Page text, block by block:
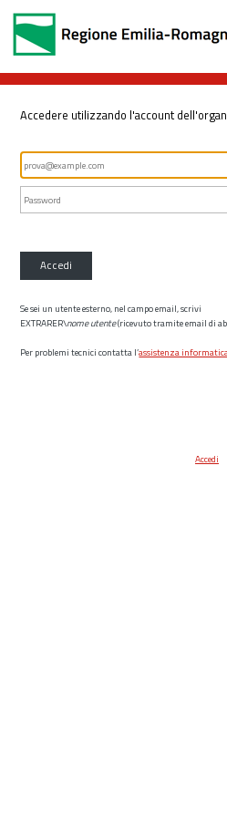
Accedere utilizzando l'account
Accedi
Se sei un utente esterno, nel campo email, scrivi
EXTRARER\nome utente(ricevuto tramite email di
Per problemi tecnici contatta l’assistenza
Accedi